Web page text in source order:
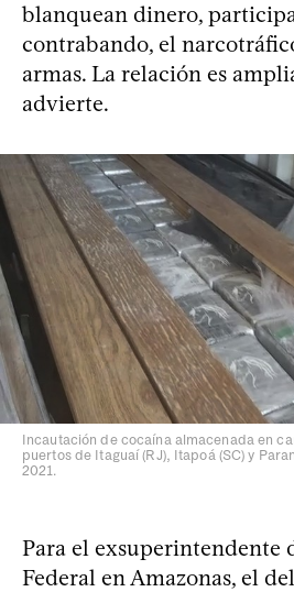
blanquean dinero,
contrabando, el
armas. La relación es
advierte.
Incautación de cocaína almacenada en
puertos de Itaguaí (RJ), Itapoá (SC) y
2021.
Para el exsuperintendente
Federal en Amazonas, el